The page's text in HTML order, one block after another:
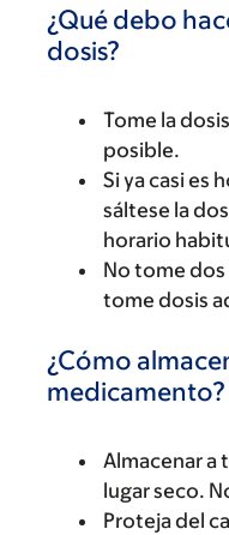
¿Qué debo
dosis?
Tome la
posible.
Si ya casi es
sáltese la
horario
No tome
tome dosis
¿Cómo
medicamento?
Almacenar a
lugar seco.
Proteja del